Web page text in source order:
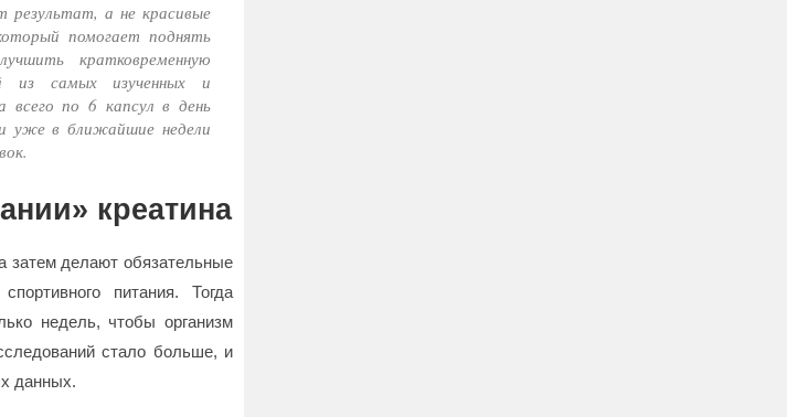
а не красивые
помогает поднять
кратковременную
из самых изученных и
всего по 6 капсул в день
уже в ближайшие недели
креатина
затем делают обязательные
питания. Тогда
недель, чтобы организм
стало больше, и
данных.